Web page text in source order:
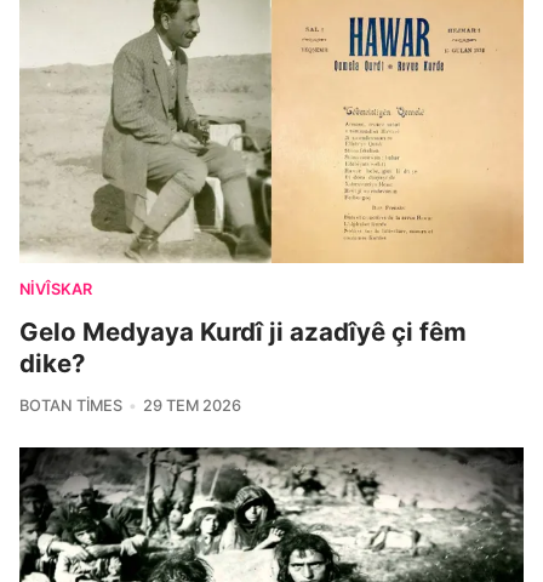
NIVÎSKAR
Gelo Medyaya Kurdî ji azadîyê çi fêm
dike?
BOTAN TIMES 29 TEM 2026